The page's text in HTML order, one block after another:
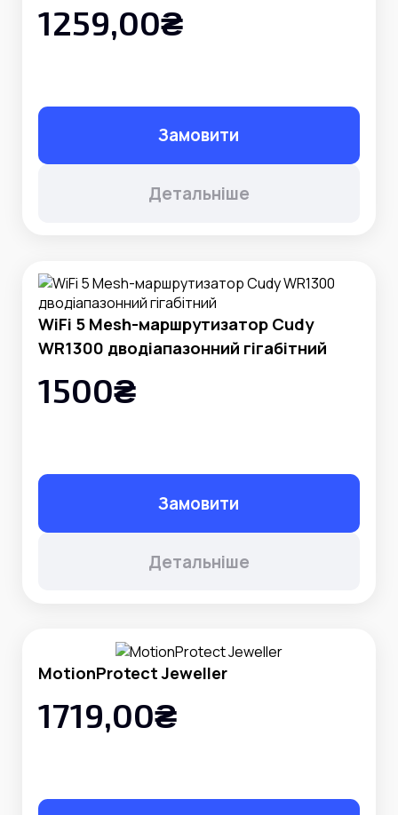
1259,00₴
Замовити
Детальніше
WiFi 5 Mesh-маршрутизатор Cudy
WR1300 дводіапазонний гігабітний
1500₴
Замовити
Детальніше
MotionProtect Jeweller
1719,00₴